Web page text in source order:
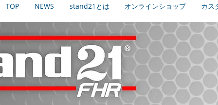
TOP NEWS stand21とは オンラインショップ カス